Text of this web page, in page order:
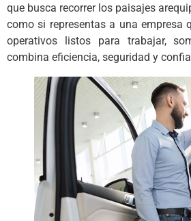
que busca recorrer los paisajes
como si representas a una empresa
operativos listos para trabajar,
combina eficiencia, seguridad y